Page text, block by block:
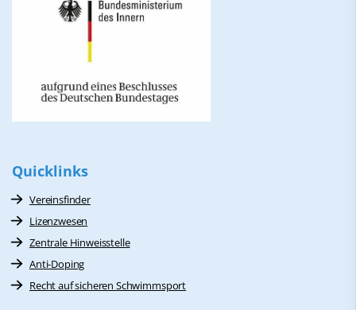
Quicklinks
Vereinsfinder
Lizenzwesen
Zentrale Hinweisstelle
Anti-Doping
Recht auf sicheren Schwimmsport